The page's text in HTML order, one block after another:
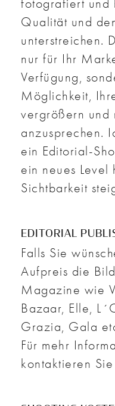
fotografiert und
Qualität und
unterstreichen.
nur für Ihr
Verfügung,
Möglichkeit,
vergrößern und
anzusprechen.
ein Editorial-
ein neues Level
Sichtbarkeit
EDITORIAL
Falls Sie
Aufpreis die
Magazine wie
Bazaar, Elle,
Grazia, Gala
Für mehr
kontaktieren